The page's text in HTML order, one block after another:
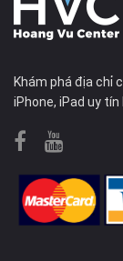
Khám phá địa chỉ
iPhone, iPad uy